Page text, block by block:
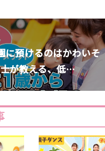
に預けるのはかわいそ
が教える、低…